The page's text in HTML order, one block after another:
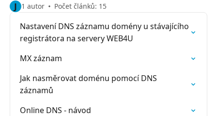
J 1 autor Počet článků: 15
Nastavení DNS záznamu domény u stávajícího
registrátora na servery WEB4U
MX záznam
Jak nasměrovat doménu pomocí DNS
záznamů
Online DNS - návod